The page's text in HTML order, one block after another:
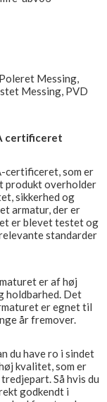
Messing,
Messing, PVD
certificeret
certificeret, som er
produkt overholder
sikkerhed og
armatur, der er
er blevet testet og
standarder
er af høj
holdbarhed. Det
er egnet til
år fremover.
du have ro i sindet
kvalitet, som er
Så hvis du
godkendt i